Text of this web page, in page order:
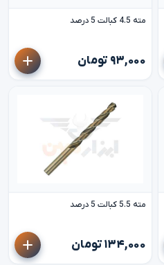
مته 4.5 کبالت 5 درصد
۹۳,۰۰۰ تومان
مته 5.5 کبالت 5 درصد
۱۳۴,۰۰۰ تومان